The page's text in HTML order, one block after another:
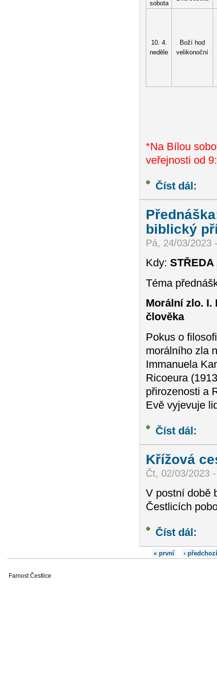
sobota
10. 4.
neděle
Boží hod
velikonoční
*Na Bílou
veřejnosti od
Číst dál:
biblický
Pá, 24/03/2023
Kdy:STŘEDA
Téma
Morální zlo. I.
člověka
Pokus o
morálního zla
Immanuela
Ricoeura
přirozenosti a
Evě vyjevuje
Číst dál:
Křížová
Čt, 02/03/2023
V postní době
Čestlicích
Číst dál:
Stránky
« první ‹ předchozí
Farnost Čestlice